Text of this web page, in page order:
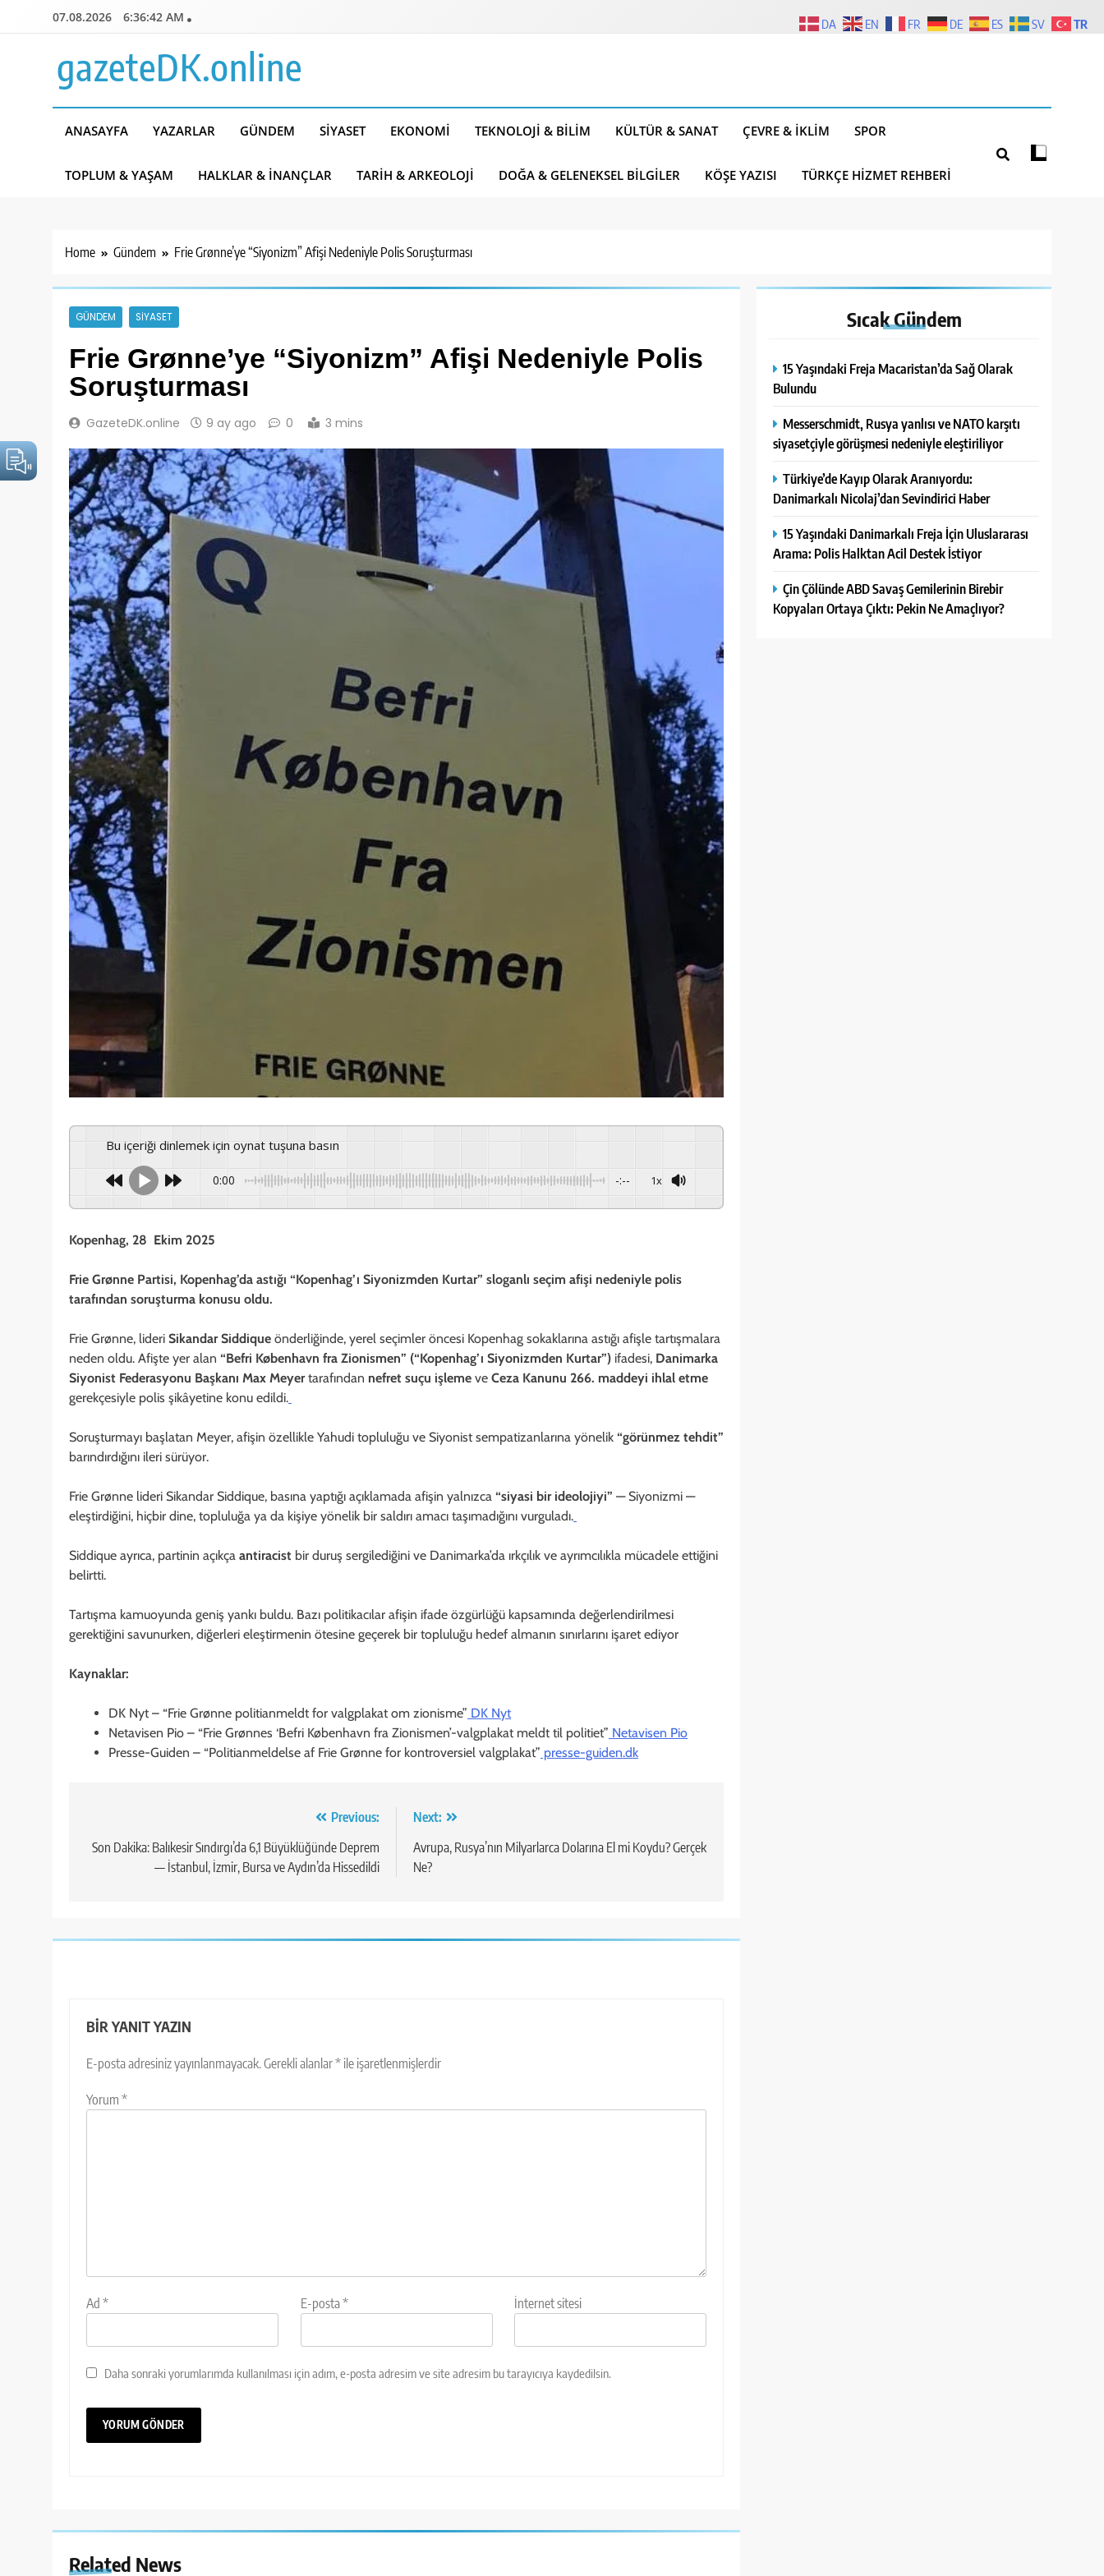
07.08.2026 6:36:43 AM
gazeteDK.online
ANASAYFA YAZARLAR GÜNDEM SIYASET EKONOMI TEKNOLOJI & BILIM KÜLTÜR & SANAT ÇEVRE & İKLIM SPOR
TOPLUM & YAŞAM HALKLAR & İNANÇLAR TARIH & ARKEOLOJI DOĞA & GELENEKSEL BILGILER KÖŞE YAZISI TÜRKÇE HIZMET REHBERI
Home Gündem Frie Grønne’ye “Siyonizm” Afişi Nedeniyle Polis Soruşturması
GÜNDEM SIYASET
Frie Grønne’ye “Siyonizm” Afişi Nedeniyle Polis
Soruşturması
GazeteDK.online 9 ay ago 0 3 mins
Bu içeriği dinlemek için oynat tuşuna basın
0:00 -:-- 1x
Kopenhag, 28 Ekim 2025
Frie Grønne Partisi, Kopenhag’da astığı “Kopenhag’ı Siyonizmden Kurtar” sloganlı seçim afişi nedeniyle polis
tarafından soruşturma konusu oldu.
Frie Grønne, lideri Sikandar Siddique önderliğinde, yerel seçimler öncesi Kopenhag sokaklarına astığı afişle tartışmalara
neden oldu. Afişte yer alan “Befri København fra Zionismen” (“Kopenhag’ı Siyonizmden Kurtar”) ifadesi, Danimarka
Siyonist Federasyonu Başkanı Max Meyertarafından nefret suçu işleme ve Ceza Kanunu 266. maddeyi ihlal etme
gerekçesiyle polis şikâyetine konu edildi.
Soruşturmayı başlatan Meyer, afişin özellikle Yahudi topluluğu ve Siyonist sempatizanlarına yönelik “görünmez tehdit”
barındırdığını ileri sürüyor.
Frie Grønne lideri Sikandar Siddique, basına yaptığı açıklamada afişin yalnızca “siyasi bir ideolojiyi” — Siyonizmi —
eleştirdiğini, hiçbir dine, topluluğa ya da kişiye yönelik bir saldırı amacı taşımadığını vurguladı.
Siddique ayrıca, partinin açıkça antiracist bir duruş sergilediğini ve Danimarka’da ırkçılık ve ayrımcılıkla mücadele ettiğini
belirtti.
Tartışma kamuoyunda geniş yankı buldu. Bazı politikacılar afişin ifade özgürlüğü kapsamında değerlendirilmesi
gerektiğini savunurken, diğerleri eleştirmenin ötesine geçerek bir topluluğu hedef almanın sınırlarını işaret ediyor
Kaynaklar:
DK Nyt – “Frie Grønne politianmeldt for valgplakat om zionisme” DK Nyt
Netavisen Pio – “Frie Grønnes ‘Befri København fra Zionismen’-valgplakat meldt til politiet” Netavisen Pio
Presse-Guiden – “Politianmeldelse af Frie Grønne for kontroversiel valgplakat” presse-guiden.dk
gezinmesi
Previous:
Son Dakika: Balıkesir Sındırgı’da 6,1 Büyüklüğünde Deprem
— İstanbul, İzmir, Bursa ve Aydın’da Hissedildi
Next:
Avrupa, Rusya’nın Milyarlarca Dolarına El mi Koydu? Gerçek
Ne?
BIR YANIT YAZIN
E-posta adresiniz yayınlanmayacak.Gerekli alanlar* ile işaretlenmişlerdir
Yorum *
Ad * E-posta* İnternet sitesi
Daha sonraki yorumlarımda kullanılması için adım, e-posta adresim ve site adresim bu tarayıcıya kaydedilsin.
Related News
SıcakGündem
15 Yaşındaki Freja Macaristan’da Sağ Olarak
Bulundu
Messerschmidt, Rusya yanlısı ve NATO karşıtı
siyasetçiyle görüşmesi nedeniyle eleştiriliyor
Türkiye’de Kayıp Olarak Aranıyordu:
Danimarkalı Nicolaj’dan Sevindirici Haber
15 Yaşındaki Danimarkalı Freja İçin Uluslararası
Arama: Polis Halktan Acil Destek İstiyor
Çin Çölünde ABD Savaş Gemilerinin Birebir
Kopyaları Ortaya Çıktı: Pekin Ne Amaçlıyor?
DA EN FR DE ES SV TR